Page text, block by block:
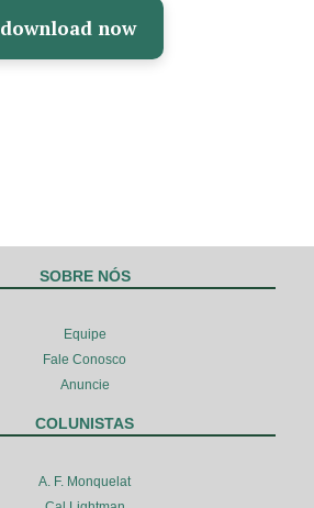
download now
SOBRE NÓS
Equipe
Fale Conosco
Anuncie
COLUNISTAS
A. F. Monquelat